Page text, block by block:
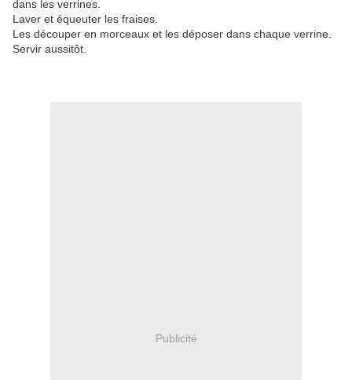
dans les verrines.
Laver et équeuter les fraises.
Les découper en morceaux et les déposer dans chaque verrine.
Servir aussitôt.
Publicité